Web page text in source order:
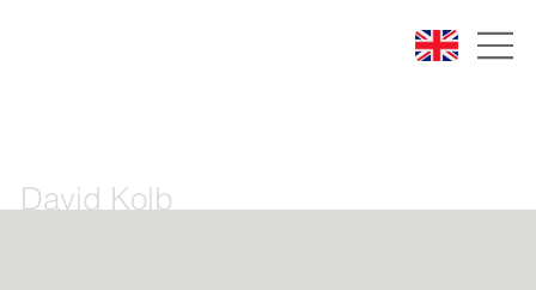
David Kolb